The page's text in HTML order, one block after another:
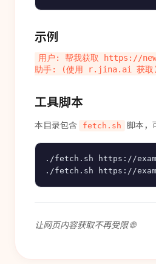
示例
用户: 帮我获取 https://
工具脚本
本目录包含 fetch.sh 脚本，
./fetch.sh https://
让网页内容获取不再受限 🌐